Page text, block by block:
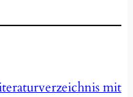
mit